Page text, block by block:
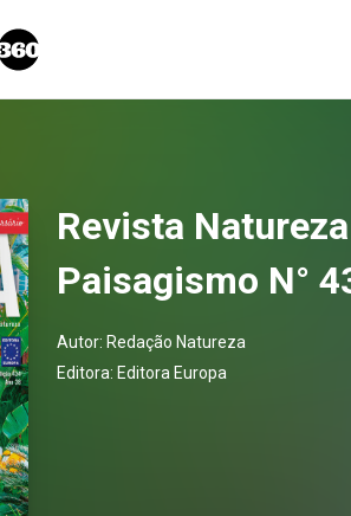
Revista
Paisagismo N°
Autor: Redação Natureza
Editora: Editora Europa